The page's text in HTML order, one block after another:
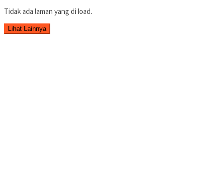
Tidak ada laman yang di load.
Lihat Lainnya